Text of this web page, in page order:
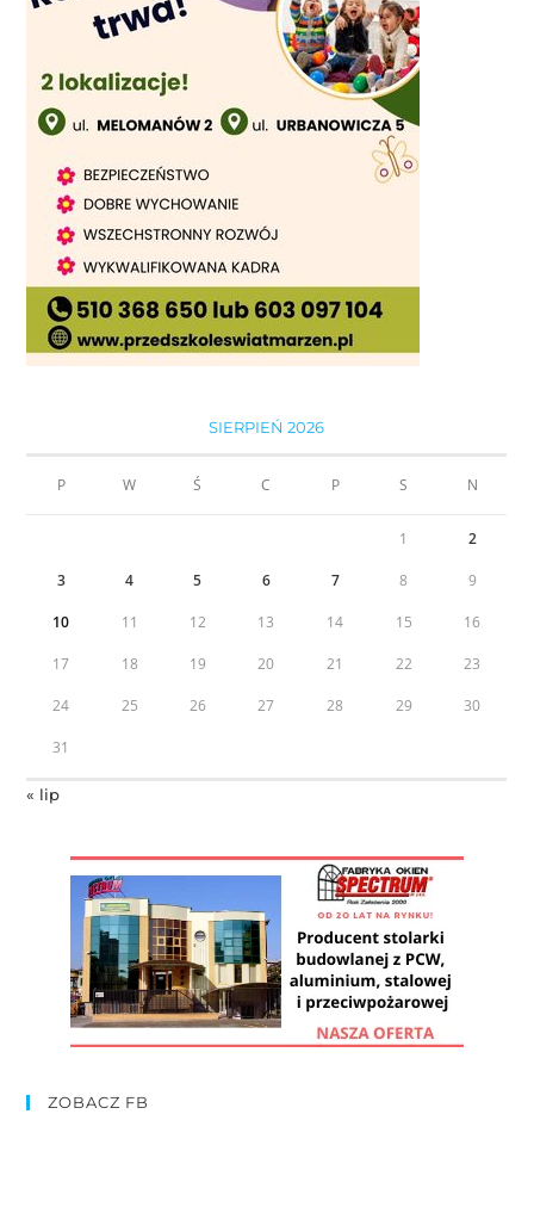
SIERPIEŃ 2026
P W Ś C P S N
1 2
3 4 5 6 7 8 9
10 11 12 13 14 15 16
17 18 19 20 21 22 23
24 25 26 27 28 29 30
31
« lip
ZOBACZ FB